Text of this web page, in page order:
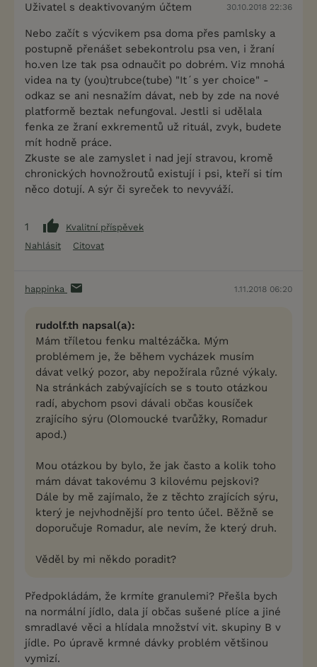
Uživatel s deaktivovaným účtem 30.10.2018 22:36
Nebo začít s výcvikem psa doma přes pamlsky a
postupně přenášet sebekontrolu psa ven, i žraní
ho.ven lze tak psa odnaučit po dobrém. Viz mnohá
videa na ty (you)trubce(tube) "It´s yer choice" -
odkaz se ani nesnažím dávat, neb by zde na nové
platformě beztak nefungoval. Jestli si udělala
fenka ze žraní exkrementů už rituál, zvyk, budete
mít hodně práce.
Zkuste se ale zamyslet i nad její stravou, kromě
chronických hovnožroutů existují i psi, kteří si tím
něco dotují. A sýr či syreček to nevyváží.
1
Kvalitní příspěvek
Nahlásit
Citovat
happinka 1.11.2018 06:20
rudolf.th napsal(a):
Mám tříletou fenku maltézáčka. Mým
problémem je, že během vycházek musím
dávat velký pozor, aby nepožírala různé výkaly.
Na stránkách zabývajících se s touto otázkou
radí, abychom psovi dávali občas kousíček
zrajícího sýru (Olomoucké tvarůžky, Romadur
apod.)
Mou otázkou by bylo, že jak často a kolik toho
mám dávat takovému 3 kilovému pejskovi?
Dále by mě zajímalo, že z těchto zrajících sýru,
který je nejvhodnější pro tento účel. Běžně se
doporučuje Romadur, ale nevím, že který druh.
Věděl by mi někdo poradit?
Předpokládám, že krmíte granulemi? Přešla bych
na normální jídlo, dala jí občas sušené plíce a jiné
smradlavé věci a hlídala množství vit. skupiny B v
jídle. Po úpravě krmné dávky problém většinou
vymizí.